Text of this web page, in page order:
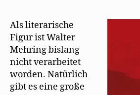
Als literarische
Figur ist Walter
Mehring bislang
nicht verarbeitet
worden. Natürlich
gibt es eine große